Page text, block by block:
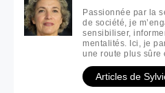
Passionnée par la
de société, je
sensibiliser,
mentalités. Ici, je
une route plus sûre
Articles de